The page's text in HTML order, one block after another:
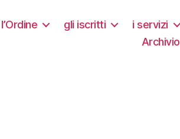
l’Ordine gli iscritti
i servizi
Archivio